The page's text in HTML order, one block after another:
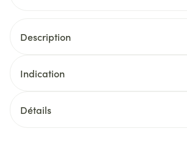
Description
Indication
Détails